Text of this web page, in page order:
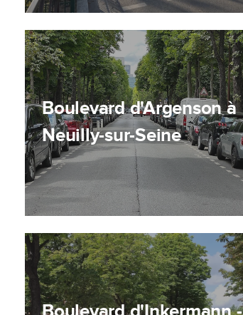
Boulevard d'Argenson à
Neuilly-sur-Seine